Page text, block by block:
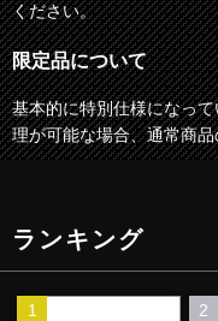
ください。
限定品について
基本的に特別仕様になっ
理が可能な場合、通常商
ランキング
1 2